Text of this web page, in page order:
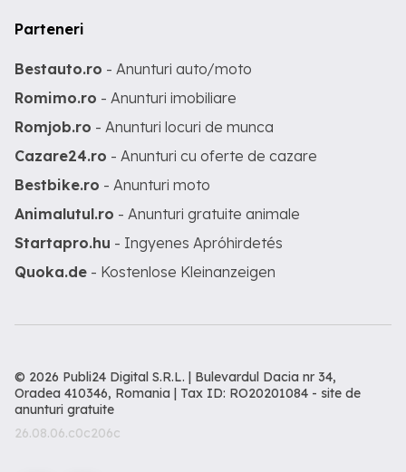
Parteneri
Bestauto.ro - Anunturi auto/moto
Romimo.ro - Anunturi imobiliare
Romjob.ro - Anunturi locuri de munca
Cazare24.ro - Anunturi cu oferte de cazare
Bestbike.ro - Anunturi moto
Animalutul.ro - Anunturi gratuite animale
Startapro.hu - Ingyenes Apróhirdetés
Quoka.de - Kostenlose Kleinanzeigen
© 2026 Publi24 Digital S.R.L. | Bulevardul Dacia nr 34,
Oradea 410346, Romania | Tax ID: RO20201084 - site de
anunturi gratuite
26.08.06.c0c206c